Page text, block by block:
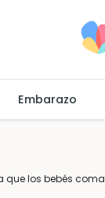
Embarazo
que los bebés